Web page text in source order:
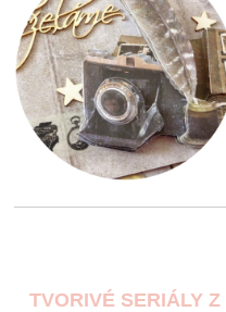
TVORIVÉ SERIÁLY Z